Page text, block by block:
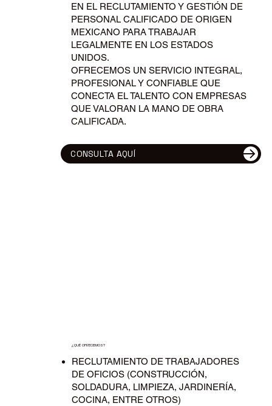
EN EL RECLUTAMIENTO Y GESTIÓN DE
PERSONAL CALIFICADO DE ORIGEN
MEXICANO PARA TRABAJAR
LEGALMENTE EN LOS ESTADOS
UNIDOS.
OFRECEMOS UN SERVICIO INTEGRAL,
PROFESIONAL Y CONFIABLE QUE
CONECTA EL TALENTO CON EMPRESAS
QUE VALORAN LA MANO DE OBRA
CALIFICADA.
CONSULTA AQUÍ
¿QUÉ OFRECEMOS?
RECLUTAMIENTO DE TRABAJADORES
DE OFICIOS (CONSTRUCCIÓN,
SOLDADURA, LIMPIEZA, JARDINERÍA,
COCINA, ENTRE OTROS)